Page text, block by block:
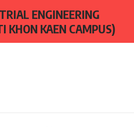
ENGINEERING
KHON KAEN CAMPUS)